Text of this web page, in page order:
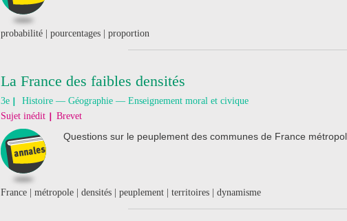
probabilité | pourcentages | proportion
La France des faibles densités
3e
Histoire — Géographie — Enseignement moral et civique
Sujet inédit Brevet
Questions sur le peuplement des communes de France
France | métropole | densités | peuplement | territoires | dynamisme